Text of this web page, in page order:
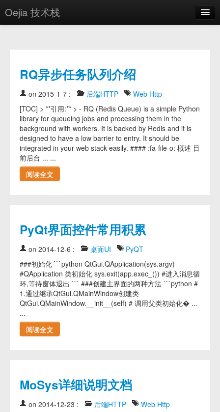
Oejia 技术栈
方案
OE学院
分享
关于
编辑器
RQ异步任务队列介绍
on 2015-1-7 : 后端HTTP Web Http
[TOC] > **引用:** > - RQ (Redis Queue) is a simple Python
library for queueing jobs and processing them in the
background with workers. It is backed by Redis and it is
designed to have a low barrier to entry. It should be
integrated in your web stack easily. #### :fa-file-o: 概述 目
前后台 ... ...
阅读全文
PyQt界面控件常用积累
on 2014-12-6 : 桌面UI
PyQT
###初始化 ```python QtGui.QApplication(sys.argv)
#QApplication 类初始化 sys.exit(app.exec_()) #进入消息循
环,等待窗体退出 ``` ###创建主界面的两种方法 ```python #
1.通过继承QtGui.QMainWindow创建类
QtGui.QMainWindow.__init__(self) # 调用父类初始化� ...
...
阅读全文
MoSys详细说明文档
on 2014-12-23 : 后端HTTP Web Http